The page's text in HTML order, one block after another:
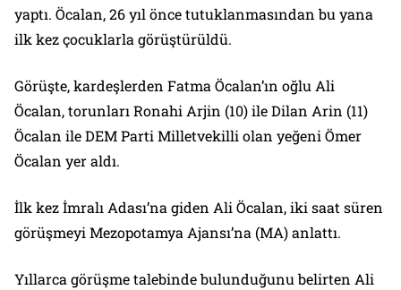
yaptı. Öcalan, 26 yıl önce tutuklanmasından bu yana
ilk kez çocuklarla görüştürüldü.
Görüşte, kardeşlerden Fatma Öcalan’ın oğlu Ali
Öcalan, torunları Ronahi Arjin (10) ile Dilan Arin (11)
Öcalan ile DEM Parti Milletvekilli olan yeğeni Ömer
Öcalan yer aldı.
İlk kez İmralı Adası’na giden Ali Öcalan, iki saat süren
görüşmeyi Mezopotamya Ajansı’na (MA) anlattı.
Yıllarca görüşme talebinde bulunduğunu belirten Ali